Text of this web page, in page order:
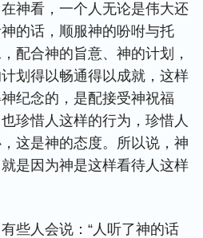
神看，一个人无论是伟大还
的话，顺服神的吩咐与托
配合神的旨意、神的计划，
划得以畅通得以成就，这样
纪念的，是配接受神祝福
珍惜人这样的行为，珍惜人
这是神的态度。所以说，神
是因为神是这样看待人这样
些人会说：“人听了神的话